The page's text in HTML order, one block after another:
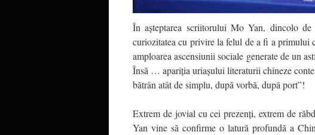
În așteptarea scriitorului Mo Yan, dincolo de
curiozitatea cu privire la felul de a fi a primului
amploarea ascensiunii sociale generate de un
Însă … apariția uriașului literaturii chineze
bătrân atât de simplu, după vorbă, după port”!
Extrem de jovial cu cei prezenți, extrem de
Yan vine să confirme o latură profundă a